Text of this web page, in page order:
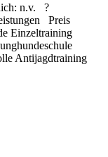
n.v. ?
Preis
Einzeltraining
Antijagdtraining